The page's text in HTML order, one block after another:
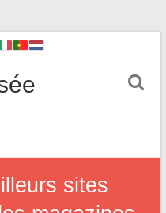
sites